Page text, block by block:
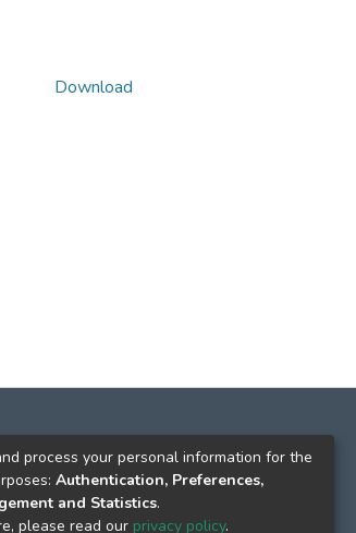
Download
Сковороди, 2
1, к. 120
process your personal information for the
Authentication, Preferences,
and Statistics.
please read our privacy policy.